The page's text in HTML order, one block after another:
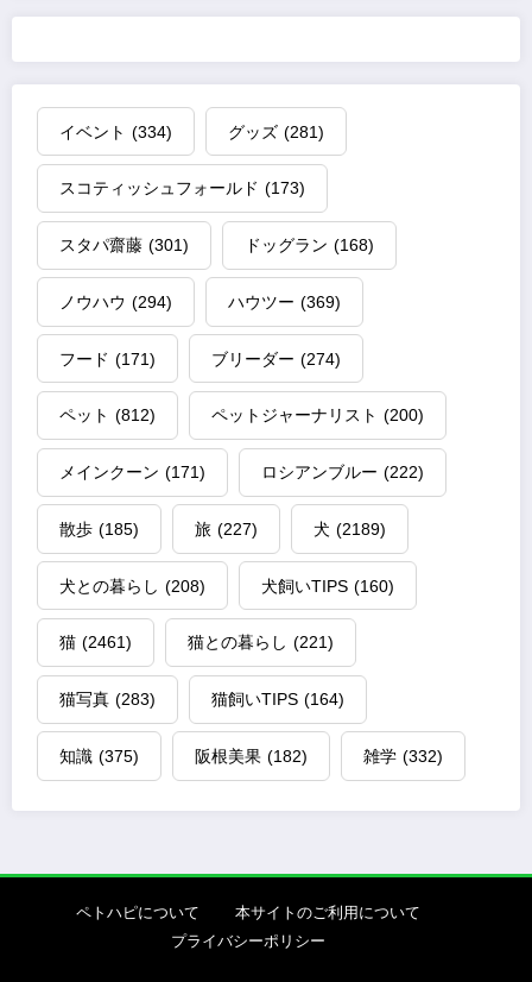
イベント (334) グッズ (281)
スコティッシュフォールド (173)
スタパ齋藤 (301) ドッグラン (168)
ノウハウ (294) ハウツー (369)
フード (171) ブリーダー (274)
ペット (812) ペットジャーナリスト (200)
メインクーン (171) ロシアンブルー (222)
散歩 (185) 旅 (227) 犬 (2189)
犬との暮らし (208) 犬飼いTIPS (160)
猫 (2461) 猫との暮らし (221)
猫写真 (283) 猫飼いTIPS (164)
知識 (375) 阪根美果 (182) 雑学 (332)
ペトハピについて
本サイトのご利用について
プライバシーポリシー